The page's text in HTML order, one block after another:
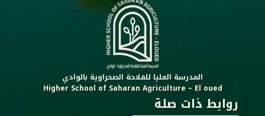
المدرسة العليا للفلاحة الصحراوية بالوادي
Higher School of Saharan Agriculture – El oued
روابط ذات صلة